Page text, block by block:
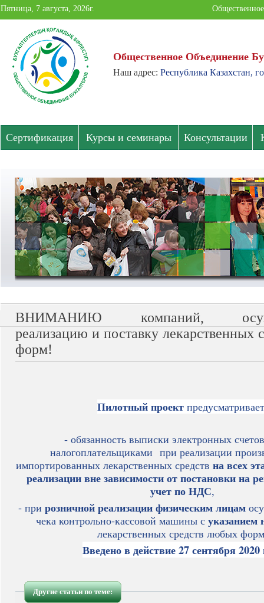
Пятница, 7 августа, 2026г.
Павлодарской
области
Общественное Объединение
Наш адрес: Республика Казахстан,
Сертификация Курсы и семинары Консультации
ВНИМАНИЮ компаний,
реализацию и поставку лекарственных
форм!
Пилотный проект
- обязанность выписки электронных
налогоплательщиками при реализации
импортированных лекарственных средствна всех
реализации вне зависимости от постановки на
учет по НДС,
- прирозничной реализации физическим лицам
чека контрольно-кассовой машины с указанием
лекарственных средств любых
Введено в действие 27 сентября 2020
Другие статьи по теме: